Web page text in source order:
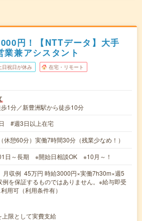
円！【NTTデータ】大手
兼アシスタント
日祝日が休み 在宅・リモート
1分／新豊洲駅から徒歩10分
#週3日以上在宅
休憩60分）実働7時間30分（残業少なめ！）
日～長期 ※開始日相談OK ※10月～！
収例 45万円 時給3000円×実働7h30m×週5
を保証するものではありません。※給与即受
用可（利用条件有）
限として実費支給